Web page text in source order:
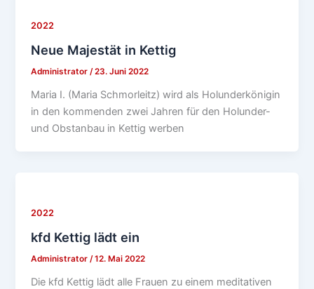
2022
Neue Majestät in Kettig
Administrator /23. Juni 2022
Maria I. (Maria Schmorleitz) wird als Holunderkönigin
in den kommenden zwei Jahren für den Holunder-
und Obstanbau in Kettig werben
2022
kfd Kettig lädt ein
Administrator/12. Mai 2022
Die kfd Kettig lädt alle Frauen zu einem meditativen